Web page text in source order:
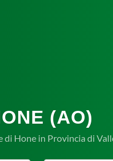
(AO)
di Hone in Provincia di